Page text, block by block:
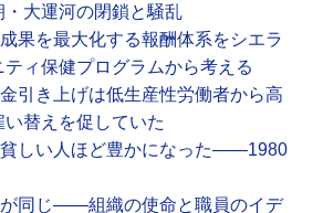
大運河の閉鎖と騒乱
果を最大化する報酬体系をシエラ
ィ保健プログラムから考える
引き上げは低生産性労働者から高
替えを促していた
しい人ほど豊かになった――1980
同じ――組織の使命と職員のイデ